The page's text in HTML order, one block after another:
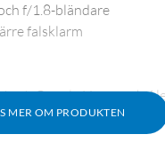
MER OM PRODUKTEN
f/1.8-bländare
falsklarm
Google Home och